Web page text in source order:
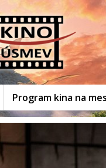
Program kina na